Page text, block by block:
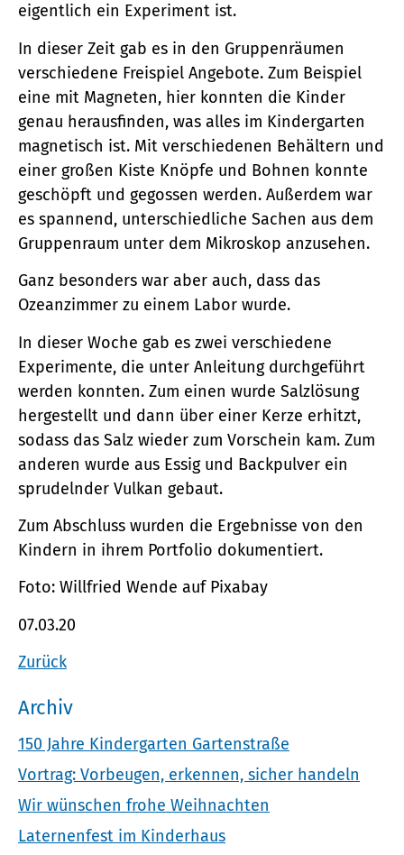
eigentlich ein Experiment ist.
In dieser Zeit gab es in den Gruppenräumen
verschiedene Freispiel Angebote. Zum Beispiel
eine mit Magneten, hier konnten die Kinder
genau herausfinden, was alles im Kindergarten
magnetisch ist. Mit verschiedenen Behältern und
einer großen Kiste Knöpfe und Bohnen konnte
geschöpft und gegossen werden. Außerdem war
es spannend, unterschiedliche Sachen aus dem
Gruppenraum unter dem Mikroskop anzusehen.
Ganz besonders war aber auch, dass das
Ozeanzimmer zu einem Labor wurde.
In dieser Woche gab es zwei verschiedene
Experimente, die unter Anleitung durchgeführt
werden konnten. Zum einen wurde Salzlösung
hergestellt und dann über einer Kerze erhitzt,
sodass das Salz wieder zum Vorschein kam. Zum
anderen wurde aus Essig und Backpulver ein
sprudelnder Vulkan gebaut.
Zum Abschluss wurden die Ergebnisse von den
Kindern in ihrem Portfolio dokumentiert.
Foto: Willfried Wende auf Pixabay
07.03.20
Zurück
Archiv
150 Jahre Kindergarten Gartenstraße
Vortrag: Vorbeugen, erkennen, sicher handeln
Wir wünschen frohe Weihnachten
Laternenfest im Kinderhaus